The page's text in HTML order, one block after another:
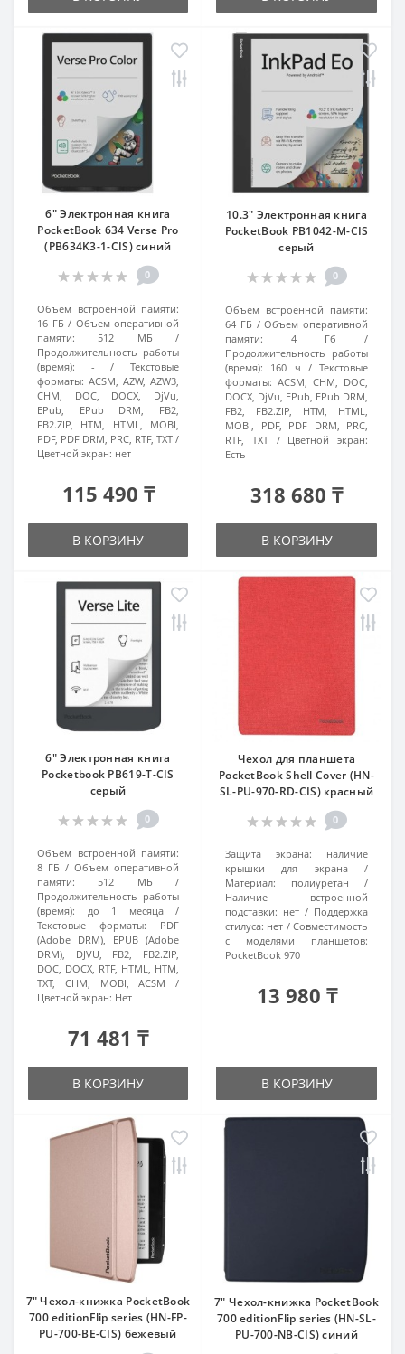
6" Электронная книга
PocketBook 634 Verse Pro
(PB634K3-1-CIS) синий
0
Объем встроенной памяти:
16 ГБ
Объем оперативной
памяти:
512 МБ
Продолжительность работы
(время):
-
Текстовые
форматы: ACSM, AZW, AZW3,
CHM, DOC, DOCX, DjVu,
EPub, EPub DRM, FB2,
FB2.ZIP, HTM, HTML, MOBI,
PDF, PDF DRM, PRC, RTF, TXT
Цветной экран: нет
115 490 ₸
В КОРЗИНУ
10.3" Электронная книга
PocketBook PB1042-M-CIS
серый
0
Объем встроенной памяти:
64 ГБ
Объем оперативной
памяти:
4 Гб
Продолжительность работы
(время):
160 ч
Текстовые
форматы: ACSM, CHM, DOC,
DOCX, DjVu, EPub, EPub DRM,
FB2, FB2.ZIP, HTM, HTML,
MOBI, PDF, PDF DRM, PRC,
RTF, TXT
Цветной экран:
Есть
318 680 ₸
В КОРЗИНУ
6" Электронная книга
Pocketbook PB619-T-CIS
серый
0
Объем встроенной памяти:
8 ГБ
Объем оперативной
памяти:
512 МБ
Продолжительность работы
(время):
до 1 месяца
Текстовые форматы:
PDF
(Adobe DRM), EPUB (Adobe
DRM), DJVU, FB2, FB2.ZIP,
DOC, DOCX, RTF, HTML, HTM,
TXT, CHM, MOBI, ACSM
Цветной экран: Нет
71 481 ₸
В КОРЗИНУ
Чехол для планшета
PocketBook Shell Cover (HN-
SL-PU-970-RD-CIS) красный
0
Защита экрана:
наличие
крышки для экрана
Материал:
полиуретан
Наличие встроенной
подставки: нет
Поддержка
стилуса: нет
Совместимость
с моделями планшетов:
PocketBook 970
13 980 ₸
В КОРЗИНУ
7" Чехол-книжка PocketBook
700 editionFlip series (HN-FP-
PU-700-BE-CIS) бежевый
7" Чехол-книжка PocketBook
700 editionFlip series (HN-SL-
PU-700-NB-CIS) синий